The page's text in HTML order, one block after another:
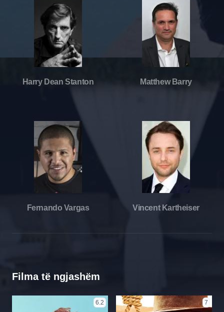
Harry Dean Stanton Matthew Barry
Fernando Vargas Vincent Kartheiser
Filma të ngjashëm
6.2 7